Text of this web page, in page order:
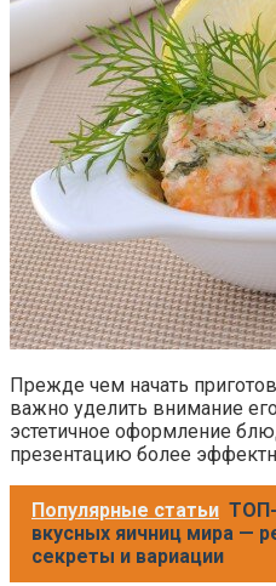
Прежде чем начать
важно уделить внимание
эстетичное оформление
презентацию более
Популярные статьи
вкусных яичниц мира —
секреты и вариации